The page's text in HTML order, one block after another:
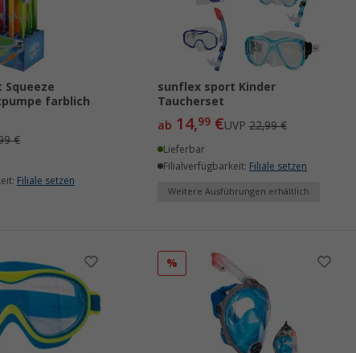
farblich
€
Filiale setzen
sunflex sport Kinder
Taucherset
ab 14,99€UVP22,99 €
Lieferbar
Filialverfügbarkeit: Filiale setzen
Weitere Ausführungen erhältlich
%